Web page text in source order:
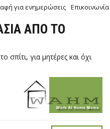
για ενημερώσεις Επικοινωνία
ΑΠΌ ΤΟ
σπίτι, για μητέρες και όχι